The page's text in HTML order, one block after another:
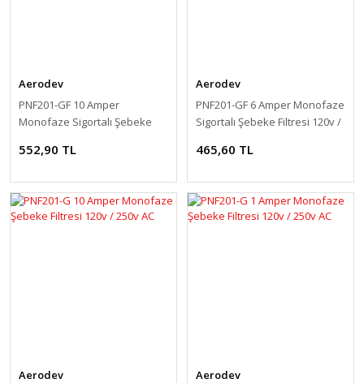
Aerodev
PNF201-GF 10 Amper
Monofaze Sigortalı Şebeke
552,90 TL
Aerodev
PNF201-GF 6 Amper Monofaze
Sigortalı Şebeke Filtresi 120v /
465,60 TL
Aerodev
Aerodev